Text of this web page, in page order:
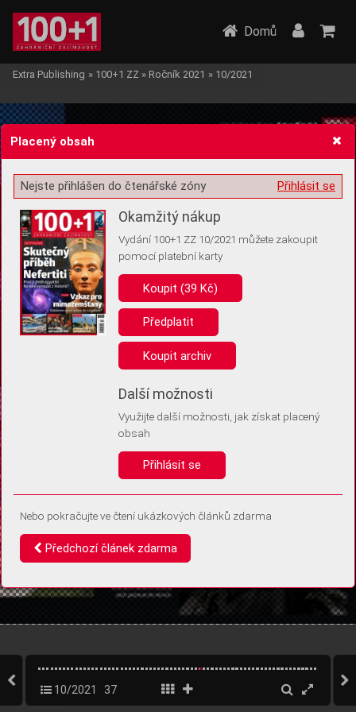
Žádost o souhlas s ukládáním volitelných informací
Pro základní fungování webu nepotřebujeme ukládat žádné informace
(tzv. cookies apod.). Rádi bychom vás ale požádali o souhlas s
uložením volitelných informací:
Anonymní unikátní ID
Díky němu příště poznáme, že se jedná o stejné zařízení, a
Identifikátor je zcela anonymní.
Vaše souhlasy a odmítnutí si ukládáme do vašeho zařízení, abychom se
vás už příště znovu neptali. Můžete je kdykoli později upravit ve Správě
Domů
Extra Publishing » 100+1 ZZ » Ročník 2021 » 10/2021
10/2021 37
Placený obsah
Přihlásit se
Nejste přihlášen do čtenářské zóny
Okamžitý nákup
Vydání 100+1 ZZ 10/2021 můžete zakoupit
pomocí platební karty
Koupit (39 Kč)
Předplatit
Koupit archiv
Další možnosti
Využijte další možnosti, jak získat placený
obsah
Přihlásit se
Nebo pokračujte ve čtení ukázkových článků zdarma
Předchozí článek zdarma